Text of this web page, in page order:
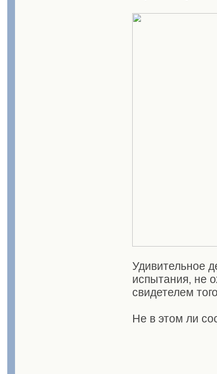
Удивительное
испытания, не
свидетелем
Не в этом ли